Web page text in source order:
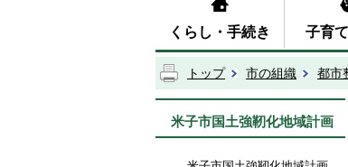
くらし・手続き 子育
トップ 市の組織 都市
米子市国土強靭化地域計画